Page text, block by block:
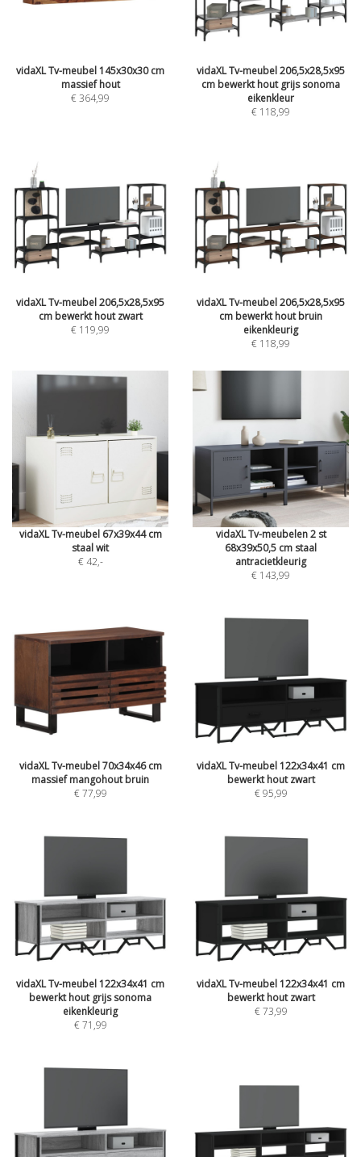
vidaXL Tv-meubel 145x30x30 cm
massief hout
€ 364,99
vidaXL Tv-meubel 206,5x28,5x95
cm bewerkt hout grijs sonoma
eikenkleur
€ 118,99
vidaXL Tv-meubel 206,5x28,5x95
cm bewerkt hout zwart
€ 119,99
vidaXL Tv-meubel 206,5x28,5x95
cm bewerkt hout bruin
eikenkleurig
€ 118,99
vidaXL Tv-meubel 67x39x44 cm
staal wit
€ 42,-
vidaXL Tv-meubelen 2 st
68x39x50,5 cm staal
antracietkleurig
€ 143,99
vidaXL Tv-meubel 70x34x46 cm
massief mangohout bruin
€ 77,99
vidaXL Tv-meubel 122x34x41 cm
bewerkt hout zwart
€ 95,99
vidaXL Tv-meubel 122x34x41 cm
bewerkt hout grijs sonoma
eikenkleurig
€ 71,99
vidaXL Tv-meubel 122x34x41 cm
bewerkt hout zwart
€ 73,99